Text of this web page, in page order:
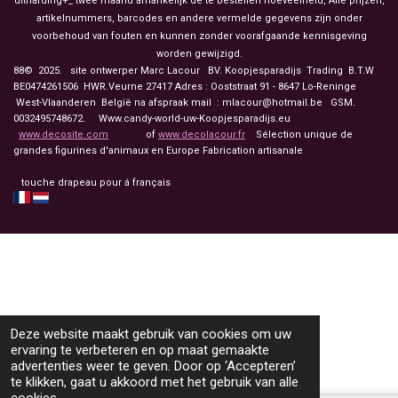
Deze website maakt gebruik van cookies om uw
ervaring te verbeteren en op maat gemaakte
advertenties weer te geven. Door op ‘Accepteren’
te klikken, gaat u akkoord met het gebruik van alle
artikelnummers, barcodes en andere vermelde gegevens zijn onder
voorbehoud van fouten en kunnen zonder voorafgaande kennisgeving
worden gewijzigd.
88© 2025. site ontwerper Marc Lacour BV. Koopjesparadijs Trading
B.T.W
BE0474261506 HWR.Veurne 27417 Adres : Ooststraat 91 - 8647 Lo-Reninge
West-Vlaanderen België na afspraak mail : mlacour@hotmail.be GSM.
0032495748672. Www.candy-world-uw-Koopjesparadijs.eu
www.decosite.com of www.decolacour.fr Sélection unique de
grandes figurines d'animaux en Europe Fabrication artisanale
touche drapeau pour á français